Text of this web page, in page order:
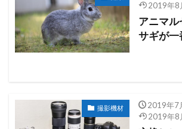
2019年8
アニマル
サギが一
撮影機材
2019年7
2019年8